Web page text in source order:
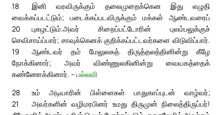
18
இனி வரவிருக்கும் தலைமுறைக்கென இது எழுதி
வைக்கப்படட்டும்; படைக்கப்படவிருக்கும் மக்கள் ஆண்டவரைப்
புகழட்டும்.
20
அவர் சிறைப்பட்டோரின் புலம்பலுக்குச்
செவிசாய்ப்பார்; சாவுக்கெனக் குறிக்கப்பட்டவர்களை விடுவிப்பார்.
19
ஆண்டவர் தம் மேலுலகத் திருத்தலத்தினின்று கீழே
நோக்கினார்; அவர் விண்ணுலகினின்று வையகத்தைக்
கண்ணோக்கினார். – பல்லவி
28
உம் அடியாரின் பிள்ளைகள் பாதுகாப்புடன் வாழ்வர்;
அவர்களின் வழிமரபினர் உமது திருமுன் நிலைத்திருப்பர்!
21